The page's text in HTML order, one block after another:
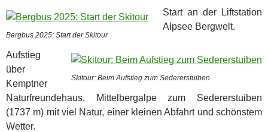
Bergbus 2025: Start der Skitour
Start an der Liftstation
Alpsee Bergwelt.
Skitour: Beim Aufstieg zum Sedererstuiben
Aufstieg
über
Kemptner
Naturfreundehaus, Mittelbergalpe zum Sedererstuiben
(1737 m) mit viel Natur, einer kleinen Abfahrt und schönstem
Wetter.